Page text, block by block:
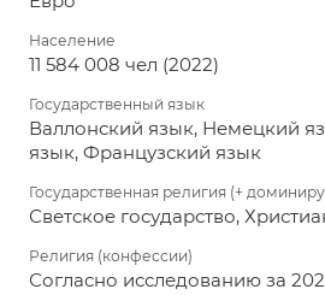
Население
11 584 008 чел (2022)
Государственный язык
Валлонский язык, Немецкий
язык, Французский язык
Государственная религия (+
Светское государство,
Религия (конфессии)
Согласно исследованию за